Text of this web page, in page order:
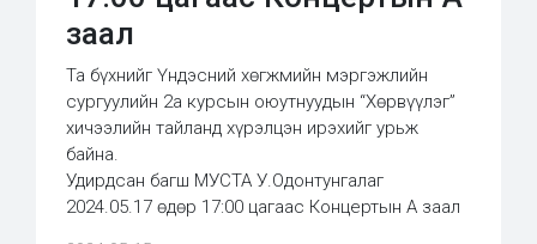
заал
Та бүхнийг Үндэсний хөгжмийн мэргэжлийн
сургуулийн 2а курсын оюутнуудын “Хөрвүүлэг”
хичээлийн тайланд хүрэлцэн ирэхийг урьж
байна.
Удирдсан багш МУСТА У.Одонтунгалаг
2024.05.17 өдөр 17:00 цагаас Концертын А заал